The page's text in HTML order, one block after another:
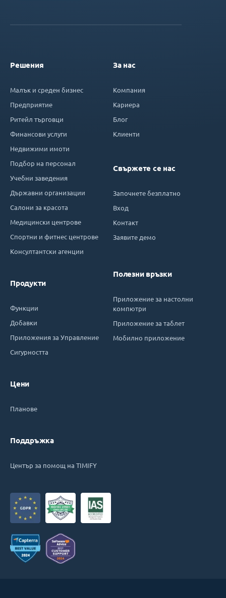
Решения
Малък и среден бизнес
Предприятие
Ритейл търговци
Финансови услуги
Недвижими имоти
Подбор на персонал
Учебни заведения
Държавни организации
Салони за красота
Медицински центрове
Спортни и фитнес центрове
Консултантски агенции
Продукти
Функции
Добавки
Приложения за Управление
Сигурността
Цени
Планове
Поддръжка
Център за помощ на TIMIFY
За нас
Компания
Кариера
Блог
Клиенти
Свържете се нас
Започнете безплатно
Вход
Контакт
Заявите демо
Полезни връзки
Приложение за настолни
компютри
Приложение за таблет
Мобилно приложение